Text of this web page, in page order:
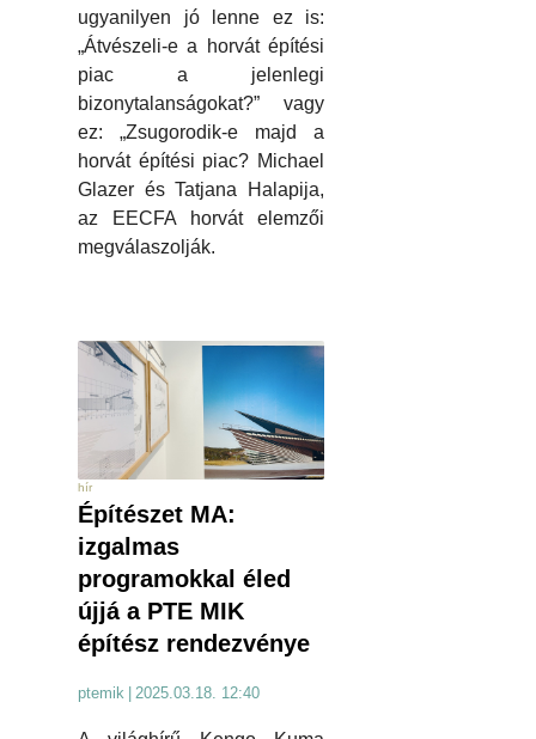
ugyanilyen jó lenne ez is:
„Átvészeli-e a horvát építési
piac a jelenlegi
bizonytalanságokat?” vagy
ez: „Zsugorodik-e majd a
horvát építési piac? Michael
Glazer és Tatjana Halapija,
az EECFA horvát elemzői
megválaszolják.
hír
Építészet MA:
izgalmas
programokkal éled
újjá a PTE MIK
építész rendezvénye
ptemik | 2025.03.18. 12:40